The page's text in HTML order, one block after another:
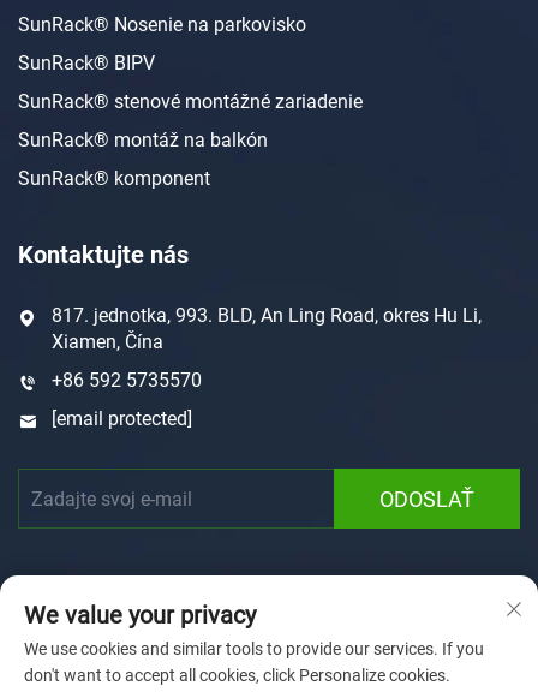
SunRack® Nosenie na parkovisko
SunRack® BIPV
SunRack® stenové montážné zariadenie
SunRack® montáž na balkón
SunRack® komponent
Kontaktujte nás
817. jednotka, 993. BLD, An Ling Road, okres Hu Li,
Xiamen, Čína
+86 592 5735570
[email protected]
ODOSLAŤ
We value your privacy
We use cookies and similar tools to provide our services. If you
don't want to accept all cookies, click Personalize cookies.